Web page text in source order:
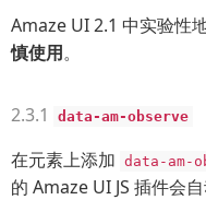
Amaze UI 2.1 中实验性
慎使用。
data-am-observe
在元素上添加 data-am-
的 Amaze UI JS 插件会